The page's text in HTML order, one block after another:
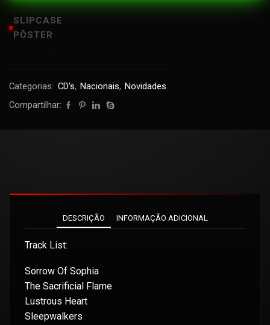
SLIPCASE
PÔSTER
Categorias: CD's, Nacionais, Novidades
Compartilhar:
DESCRIÇÃO INFORMAÇÃO ADICIONAL
Track List:
Sorrow Of Sophia
The Sacrificial Flame
Lustrous Heart
Sleepwalkers